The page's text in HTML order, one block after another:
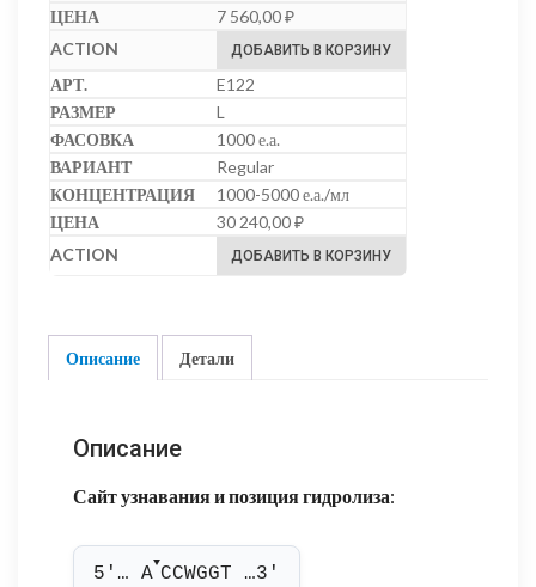
7 560,00₽
ДОБАВИТЬ В КОРЗИНУ
E122
L
1000 е.а.
Regular
1000-5000 е.а./мл
30 240,00₽
ДОБАВИТЬ В КОРЗИНУ
Описание Детали
Описание
Сайт узнавания и позиция гидролиза:
5'… A
▼
CCWGGT …3'